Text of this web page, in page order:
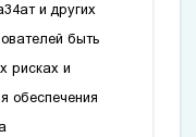
и других
быть
рисках и
обеспечения